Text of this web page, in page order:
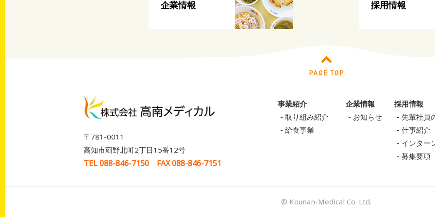
企業情報 採用情報
〒781-0011
高知市薊野北町2丁目15番12号
TEL 088-846-7150 FAX 088-846-7151
事業紹介
取り組み紹介
給食事業
企業情報
お知らせ
採用情報
先輩社員
仕事紹介
インター
募集要項
© Kounan-Medical Co. Ltd.